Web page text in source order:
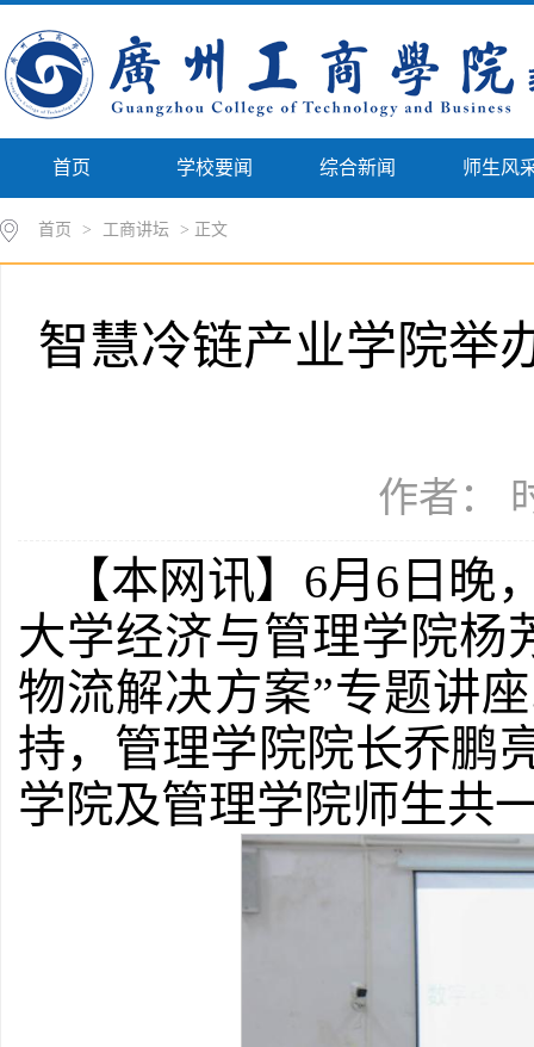
首页 学校要闻 综合新闻 师生风
首页 > 工商讲坛 > 正文
智慧冷链产业学院举
作者：
【本网讯】6月6日
大学经济与管理学院杨
物流解决方案”专题讲
持，管理学院院长乔鹏
学院及管理学院师生共